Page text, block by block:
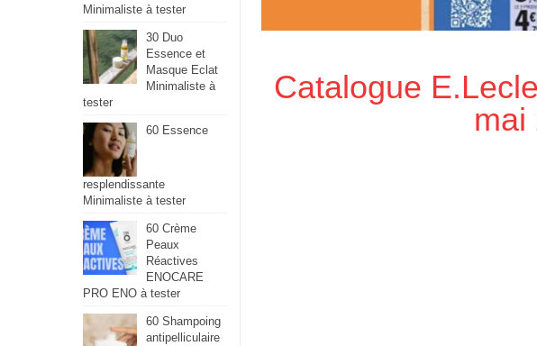
Catalogue
mai
Minimaliste à tester
30 Duo
Essence et
Masque Eclat
Minimaliste à
tester
60 Essence
resplendissante
Minimaliste à tester
60 Crème
Peaux
Réactives
ENOCARE
PRO ENO à tester
60 Shampoing
antipelliculaire